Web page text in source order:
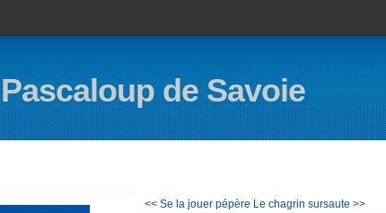
Pascaloup de Savoie
<< Se la jouer pépère Le chagrin sursaute >>